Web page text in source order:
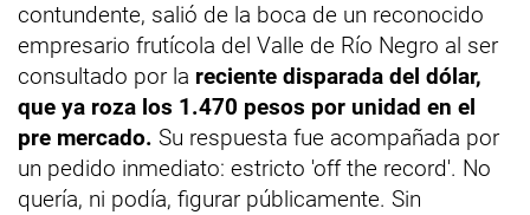
contundente, salió de la boca de un reconocido
empresario frutícola del Valle de Río Negro al ser
consultado por la reciente disparada del dólar,
que ya roza los 1.470 pesos por unidad en el
pre mercado. Su respuesta fue acompañada por
un pedido inmediato: estricto 'off the record'. No
quería, ni podía, figurar públicamente. Sin